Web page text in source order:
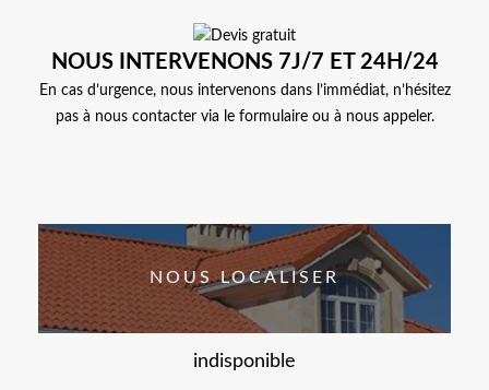
NOUS INTERVENONS 7J/7 ET 24H/24
En cas d’urgence, nous intervenons dans l’immédiat, n’hésitez
pas à nous contacter via le formulaire ou à nous appeler.
NOUS LOCALISER
indisponible